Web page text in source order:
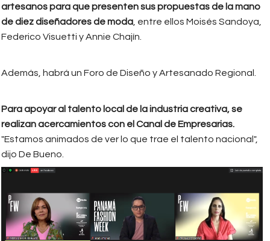
artesanos para que presenten sus propuestas de la mano
de diez diseñadores de moda, entre ellos Moisés Sandoya,
Federico Visuetti y Annie Chajín.
Además, habrá un Foro de Diseño y Artesanado Regional.
Para apoyar al talento local de la industria creativa, se
realizan acercamientos con el Canal de Empresarias.
"Estamos animados de ver lo que trae el talento nacional",
dijo De Bueno.